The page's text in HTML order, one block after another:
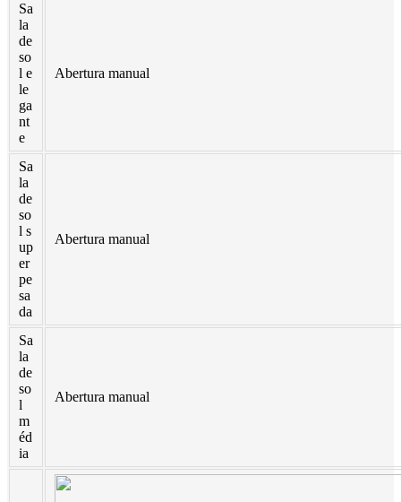
Sa
la
de
so
l e
le
ga
nt
e
Abertura manual
Sa
la
de
so
l s
up
er
pe
sa
da
Abertura manual
Sa
la
de
so
l
m
éd
ia
Abertura manual